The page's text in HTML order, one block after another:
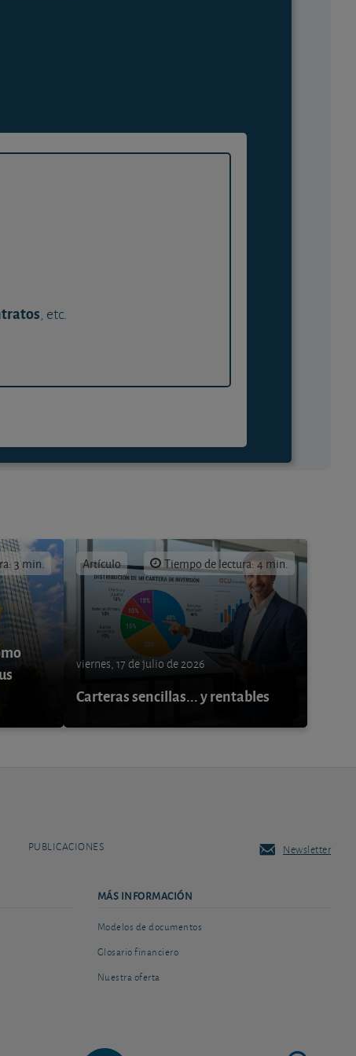
, etc.
3 min. Artículo Tiempo de lectura: 4 min.
viernes, 17 de julio de 2026
Carteras sencillas... y rentables
PUBLICACIONES Newsletter
MÁS INFORMACIÓN
Modelos de documentos
Glosario financiero
Nuestra oferta